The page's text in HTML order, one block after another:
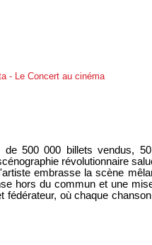
- Le Concert au cinéma
500 000 billets vendus,
révolutionnaire
embrasse la scène
hors du commun et une
fédérateur, où chaque